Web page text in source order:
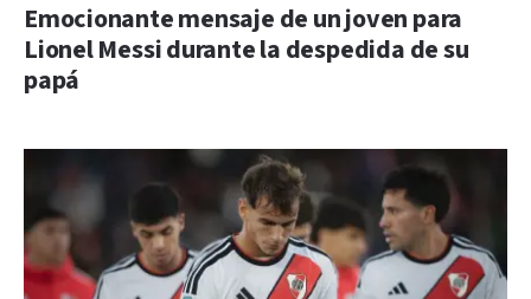
Emocionante mensaje de un joven para
Lionel Messi durante la despedida de su
papá